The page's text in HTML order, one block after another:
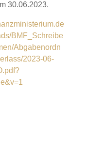
30.06.2023.
BMF_Schreibe
Abgabenordn
2023-06-